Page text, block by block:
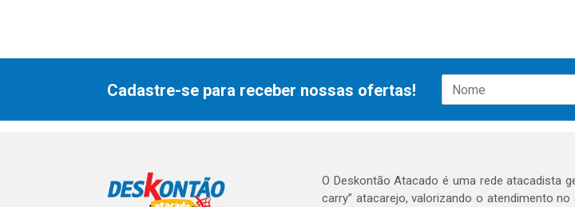
Cadastre-se para receber nossas ofertas!
O Deskontão Atacado é uma rede atacadista
carry” atacarejo, valorizando o atendimento